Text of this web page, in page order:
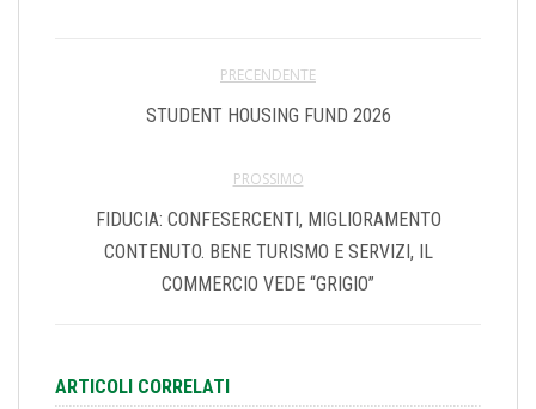
PRECENDENTE
STUDENT HOUSING FUND 2026
PROSSIMO
FIDUCIA: CONFESERCENTI, MIGLIORAMENTO
CONTENUTO. BENE TURISMO E SERVIZI, IL
COMMERCIO VEDE “GRIGIO”
ARTICOLI CORRELATI